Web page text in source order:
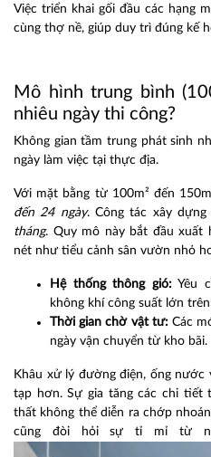
Việc triển khai gối đầu các hạng
cùng thợ nề, giúp duy trì đúng kế
Mô hình trung bình
nhiêu ngày thi công?
Không gian tầm trung phát sinh
ngày làm việc tại thực địa.
Với mặt bằng từ 100m² đến
đến 24 ngày. Công tác xây
tháng. Quy mô này bắt đầu xuất
nét như tiểu cảnh sân vườn nhỏ
Hệ thống thông gió:Yêu
không khí công suất lớn
Thời gian chờ vật tư:Các
ngày vận chuyển từ kho bãi.
Khâu xử lý đường điện, ống nước
tạp hơn. Sự gia tăng các chi tiết
thất không thể diễn ra chớp
cũng đòi hỏi sự tỉ mỉ từ